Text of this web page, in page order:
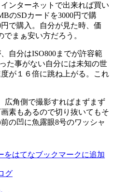
ンターネットで出来れば買い
のSDカードを3000円で購
で購入。自分が見た時、価
でまぁ安い方だろう。
自分はISO800までが許容範
た事がない自分には未知の世
が１６倍に跳ね上がる。これ
広角側で撮影すればまずまず
素もあるので切り抜いてもそ
の凹に魚露眼8号のワッシャ
グ